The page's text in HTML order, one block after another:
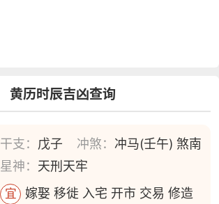
黄历时辰吉凶查询
干支： 戊子 冲煞： 冲马(壬午) 煞南
星神： 天刑天牢
宜
嫁娶 移徙 入宅 开市 交易 修造